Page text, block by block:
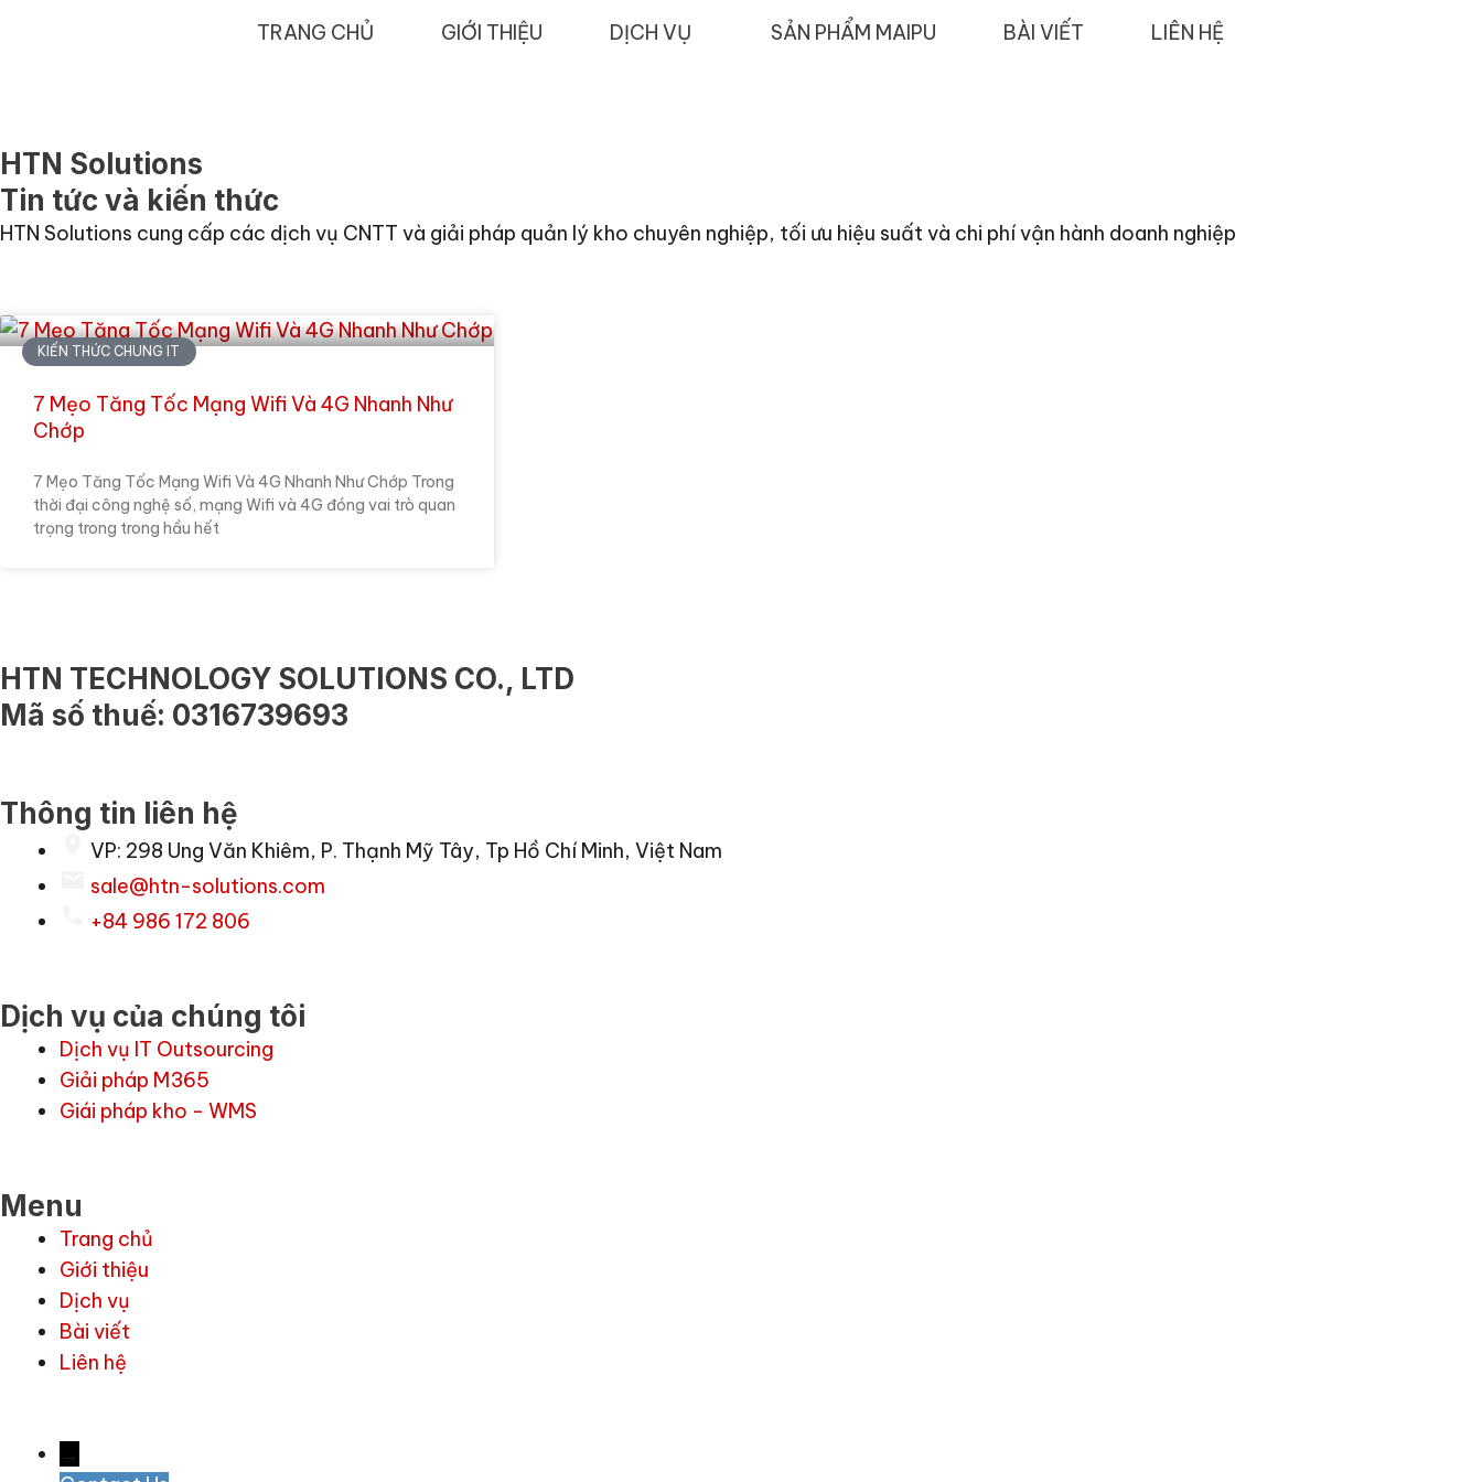
TRANG CHỦ GIỚI THIỆU DỊCH VỤ SẢN PHẨM MAIPU BÀI VIẾT LIÊN HỆ
HTN Solutions
Tin tức và kiến thức
HTN Solutions cung cấp các dịch vụ CNTT và giải pháp quản lý kho chuyên nghiệp, tối ưu hiệu suất và chi phí vận hành doanh nghiệp
KIẾN THỨC CHUNG IT
7 Mẹo Tăng Tốc Mạng Wifi Và 4G Nhanh Như
Chớp
7 Mẹo Tăng Tốc Mạng Wifi Và 4G Nhanh Như Chớp Trong
thời đại công nghệ số, mạng Wifi và 4G đóng vai trò quan
trọng trong trong hầu hết
HTN TECHNOLOGY SOLUTIONS CO., LTD
Mã số thuế: 0316739693
Thông tin liên hệ
VP: 298 Ung Văn Khiêm, P. Thạnh Mỹ Tây, Tp Hồ Chí Minh, Việt Nam
sale@htn-solutions.com
+84 986 172 806
Dịch vụ của chúng tôi
Dịch vụ IT Outsourcing
Giải pháp M365
Giái pháp kho - WMS
Menu
Trang chủ
Giới thiệu
Dịch vụ
Bài viết
Liên hệ
→